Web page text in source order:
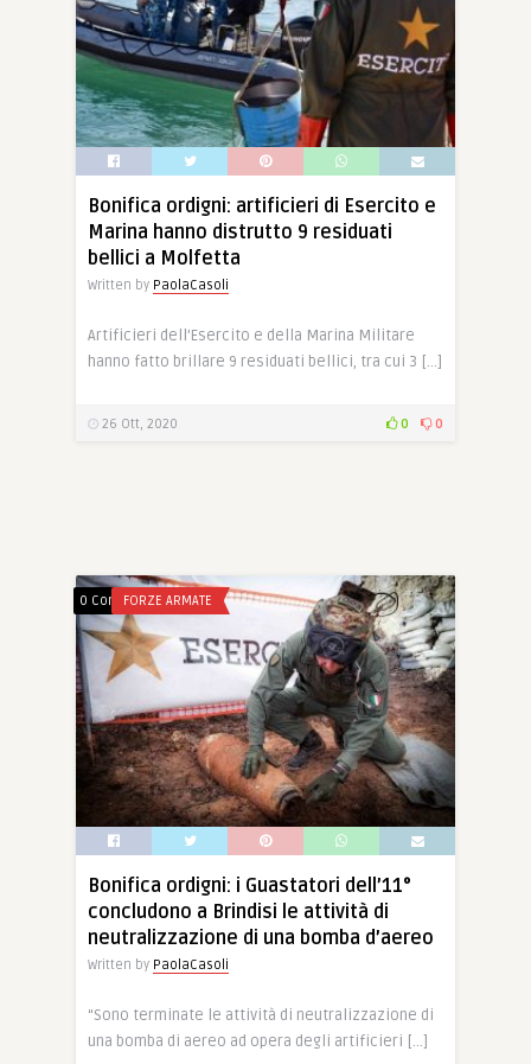
Bonifica ordigni: artificieri di Esercito e
Marina hanno distrutto 9 residuati
bellici a Molfetta
Written by PaolaCasoli
Artificieri dell’Esercito e della Marina Militare
hanno fatto brillare 9 residuati bellici, tra cui 3 […]
26 Ott, 2020 0 0
0 CommentsFORZE ARMATE
Bonifica ordigni: i Guastatori dell’11°
concludono a Brindisi le attività di
neutralizzazione di una bomba d’aereo
Written by PaolaCasoli
“Sono terminate le attività di neutralizzazione di
una bomba di aereo ad opera degli artificieri […]